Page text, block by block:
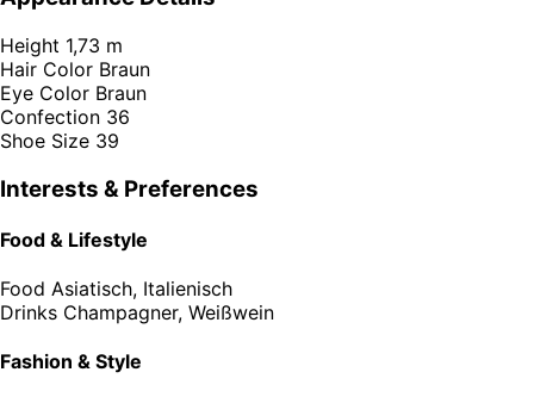
Height 1,73 m
Hair Color Braun
Eye Color Braun
Confection 36
Shoe Size 39
Interests & Preferences
Food & Lifestyle
Food Asiatisch, Italienisch
Drinks Champagner, Weißwein
Fashion & Style